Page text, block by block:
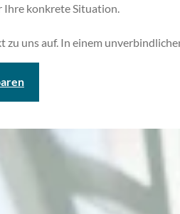
konkrete Situation.
zu uns auf. In einem